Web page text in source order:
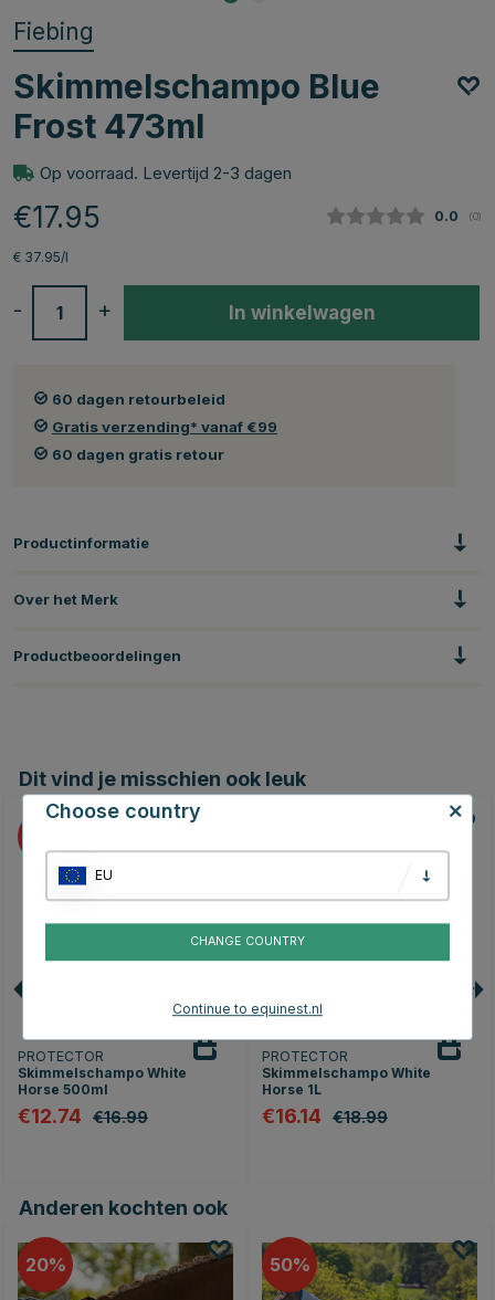
Fiebing
Skimmelschampo Blue
Frost 473ml
Op voorraad. Levertijd 2-3 dagen
€17.95 0.0 (0)
€ 37.95/l
+
- In winkelwagen
60 dagen retourbeleid
Gratis verzending* vanaf €99
60 dagen gratis retour
Productinformatie
Over het Merk
Productbeoordelingen
Dit vind je misschien ook leuk
PROTECTOR
Skimmelschampo White
Horse 500ml
€12.74 €16.99
PROTECTOR
Skimmelschampo White
Horse 1L
€16.14 €18.99
Anderen kochten ook
20 50
Choose country
EU
CHANGE COUNTRY
Continue to equinest.nl